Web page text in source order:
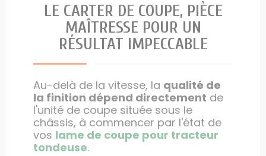
LE CARTER DE COUPE, PIÈCE
MAÎTRESSE POUR UN
RÉSULTAT IMPECCABLE
Au-delà de la vitesse, la qualité de
la finition dépend directement de
l'unité de coupe située sous le
châssis, à commencer par l'état de
vos lame de coupe pour tracteur
tondeuse.